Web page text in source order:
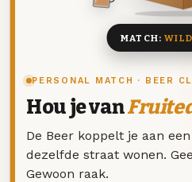
PERSONAL MATCH · BEER
Hou je van
De Beer koppelt je aan
dezelfde straat wonen.
Gewoon raak.
MATCH: